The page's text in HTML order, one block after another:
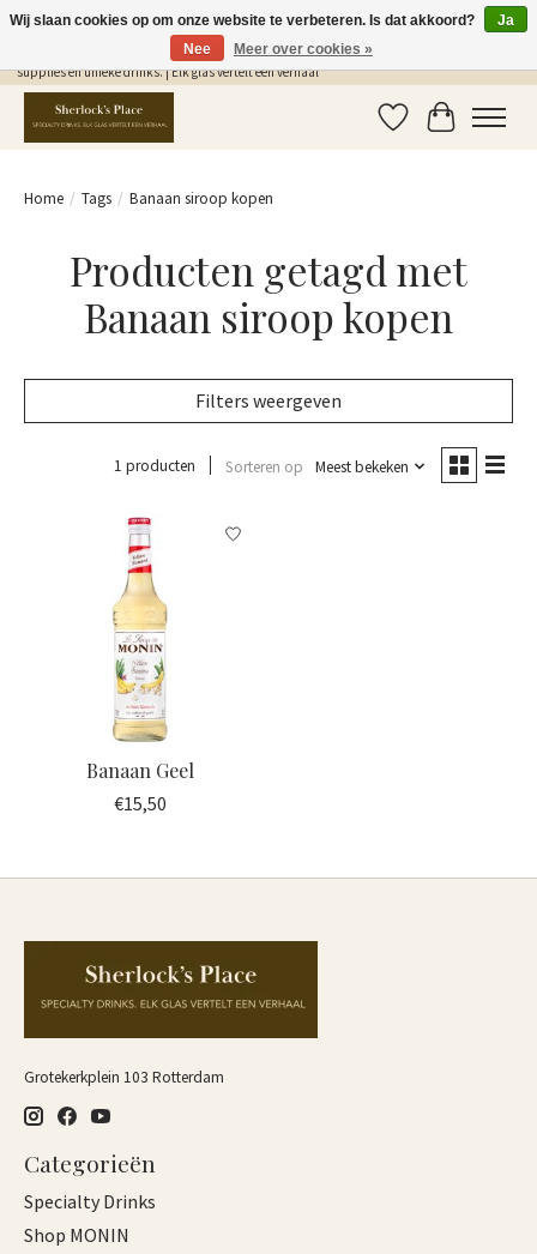
Gratis Verzending in NL vanaf €75,- | Sherlocks Place: dé plek voor MONIN siropen, bar
supplies en unieke drinks. | Elk glas vertelt een verhaal
Verlanglijst
Home / Tags / Banaan siroop kopen
Producten getagd met
Banaan siroop kopen
Filters weergeven
1 producten Sorteren op Meest bekeken
Banaan Geel
€15,50
Grotekerkplein 103 Rotterdam
Categorieën
Specialty Drinks
Shop MONIN
Wij slaan cookies op om onze website te verbeteren. Is dat akkoord?
Ja
Nee
Meer over cookies »